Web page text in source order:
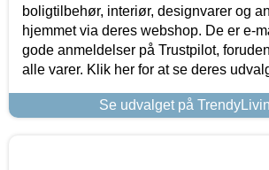
boligtilbehør, interiør, designvarer og
hjemmet via deres webshop. De er e-
gode anmeldelser på Trustpilot,
alle varer. Klik her for at se deres
Se udvalget på